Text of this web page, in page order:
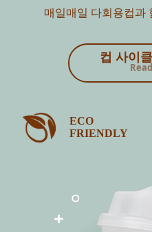
매일매일 다회용컵과
컵 사이
ECO
FRIENDLY